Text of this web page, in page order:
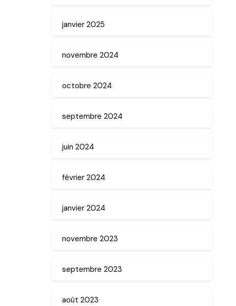
janvier 2025
novembre 2024
octobre 2024
septembre 2024
juin 2024
février 2024
janvier 2024
novembre 2023
septembre 2023
août 2023